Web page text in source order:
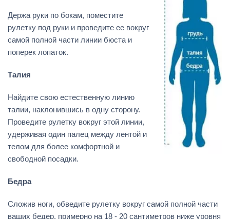
Держа руки по бокам, поместите
рулетку под руки и проведите ее вокруг
самой полной части линии бюста и
поперек лопаток.
Талия
Найдите свою естественную линию
талии, наклонившись в одну сторону.
Проведите рулетку вокруг этой линии,
удерживая один палец между лентой и
телом для более комфортной и
свободной посадки.
Бедра
Сложив ноги, обведите рулетку вокруг самой полной части
ваших бедер, примерно на 18 - 20 сантиметров ниже уровня